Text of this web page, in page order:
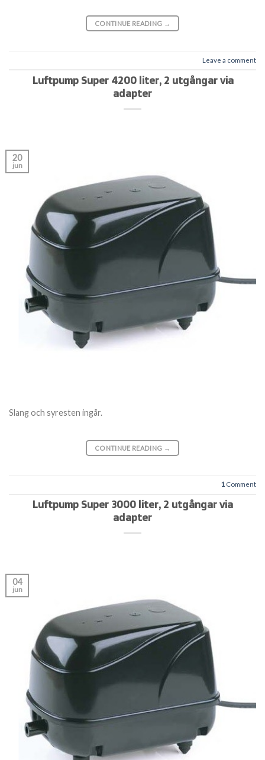
CONTINUE READING →
Leave a comment
Luftpump Super 4200 liter, 2 utgångar via
adapter
20
jun
Slang och syresten ingår.
CONTINUE READING →
1 Comment
Luftpump Super 3000 liter, 2 utgångar via
adapter
04
jun